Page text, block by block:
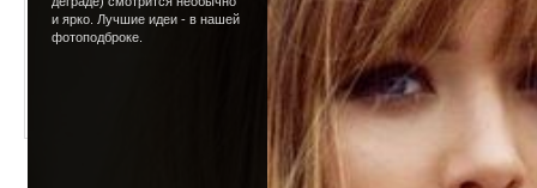
и ярко. Лучшие идеи - в нашей
фотоподброке.